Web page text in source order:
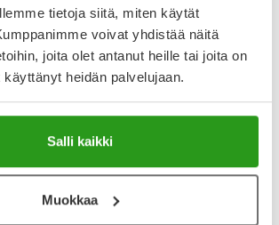
tietoja siitä, miten käytät
voivat yhdistää näitä
joita olet antanut heille tai joita on
heidän palvelujaan.
Salli kaikki
Muokkaa
pidät huolen, että tilaat tarvitsemasi
ne lopu kesken.